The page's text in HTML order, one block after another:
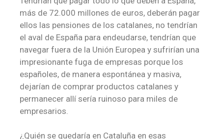
más de 72.000 millones de euros, deberán pagar
ellos las pensiones de los catalanes, no tendrían
el aval de España para endeudarse, tendrían que
navegar fuera de la Unión Europea y sufrirían una
impresionante fuga de empresas porque los
españoles, de manera espontánea y masiva,
dejarían de comprar productos catalanes y
permanecer allí sería ruinoso para miles de
empresarios.
¿Quién se quedaría en Cataluña en esas